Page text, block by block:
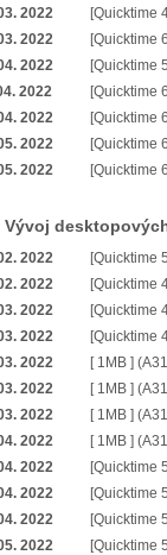
2022
[Quicktime
2022
[Quicktime
2022
[Quicktime
2022
[Quicktime
2022
[Quicktime
2022
[Quicktime
2022
[Quicktime
Vývoj
2022
[Quicktime
2022
[Quicktime
2022
[Quicktime
2022
[Quicktime
2022
[ 1MB ]
2022
[ 1MB ]
2022
[ 1MB ]
2022
[ 1MB ]
2022
[Quicktime
2022
[Quicktime
2022
[Quicktime
2022
[Quicktime